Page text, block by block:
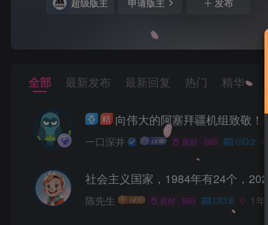
超级版主 申请版主 发布
全部 最新发布 最新回复 热门 精华
精 向伟大的阿塞拜疆机组致敬！
一口深井 良好 · 560 UID:2
社会主义国家，1984年有24个，
陈先生 良好 · 560 UID:8 1